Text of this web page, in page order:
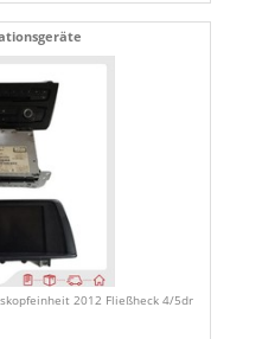
2012 Fließheck 4/5dr